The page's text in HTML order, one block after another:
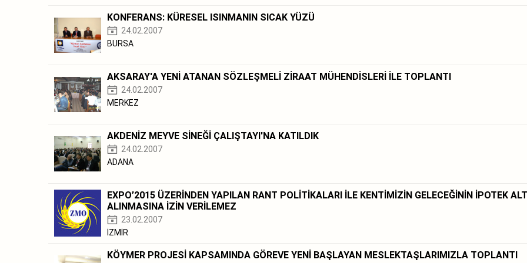
KONFERANS: KÜRESEL ISINMANIN SICAK YÜZÜ
24.02.2007
BURSA
AKSARAY'A YENİ ATANAN SÖZLEŞMELİ ZİRAAT MÜHENDİSLERİ İLE TOPLANTI
24.02.2007
MERKEZ
AKDENİZ MEYVE SİNEĞİ ÇALIŞTAYI'NA KATILDIK
24.02.2007
ADANA
EXPO’2015 ÜZERİNDEN YAPILAN RANT POLİTİKALARI İLE KENTİMİZİN GELECEĞİNİN İPOTEK
ALINMASINA İZİN VERİLEMEZ
23.02.2007
İZMİR
KÖYMER PROJESİ KAPSAMINDA GÖREVE YENİ BAŞLAYAN MESLEKTAŞLARIMIZLA TOPLANTI